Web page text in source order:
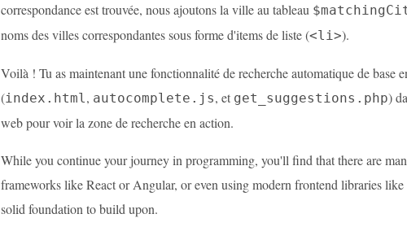
correspondance est trouvée, nous ajoutons la ville au tableau
noms des villes correspondantes sous forme d'items de liste (<li>).
Voilà ! Tu as maintenant une fonctionnalité de recherche automatique de
(index.html, autocomplete.js, et get_suggestions.php)
web pour voir la zone de recherche en action.
While you continue your journey in programming, you'll find that there are
frameworks like React or Angular, or even using modern frontend libraries
solid foundation to build upon.